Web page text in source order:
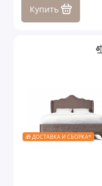
Купить
🎁 ДОСТАВКА И СБОРКА*